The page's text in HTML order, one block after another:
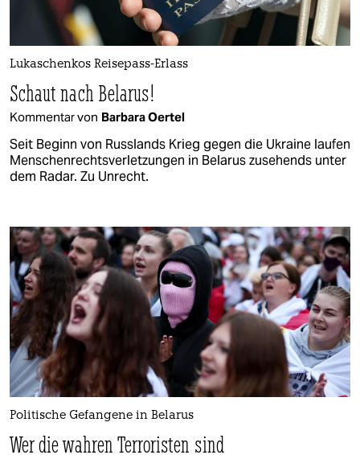
Lukaschenkos Reisepass-Erlass
Schaut nach Belarus!
Kommentar von Barbara Oertel
Seit Beginn von Russlands Krieg gegen die Ukraine laufen
Menschenrechtsverletzungen in Belarus zusehends unter
dem Radar. Zu Unrecht.
Politische Gefangene in Belarus
Wer die wahren Terroristen sind